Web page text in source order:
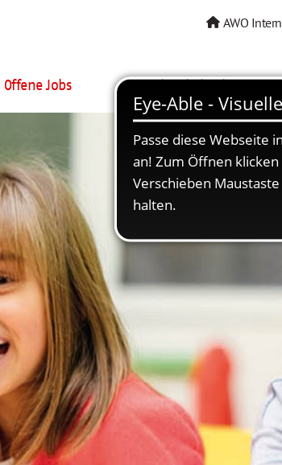
AWO Intern
Offene Jobs AWO als Arbeitgeber